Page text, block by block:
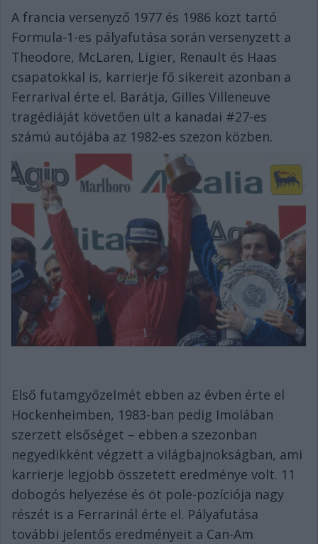
A francia versenyző 1977 és 1986 közt tartó
Formula-1-es pályafutása során versenyzett a
Theodore, McLaren, Ligier, Renault és Haas
csapatokkal is, karrierje fő sikereit azonban a
Ferrarival érte el. Barátja, Gilles Villeneuve
tragédiáját követően ült a kanadai #27-es
számú autójába az 1982-es szezon közben.
Első futamgyőzelmét ebben az évben érte el
Hockenheimben, 1983-ban pedig Imolában
szerzett elsőséget – ebben a szezonban
negyedikként végzett a világbajnokságban, ami
karrierje legjobb összetett eredménye volt. 11
dobogós helyezése és öt pole-pozíciója nagy
részét is a Ferrarinál érte el. Pályafutása
további jelentős eredményeit a Can-Am